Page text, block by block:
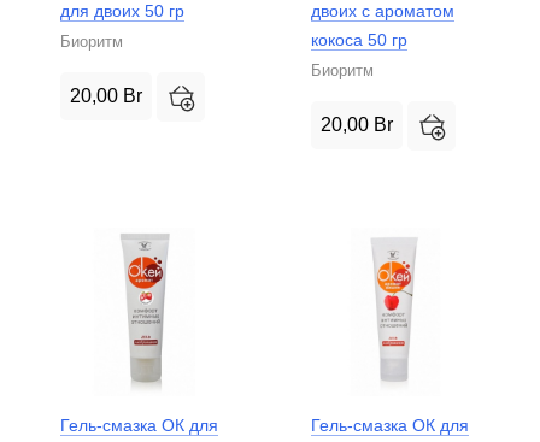
для двоих 50 гр
Биоритм
20,00 Br
двоих с ароматом
кокоса 50 гр
Биоритм
20,00 Br
Гель-смазка ОК для
Гель-смазка ОК для